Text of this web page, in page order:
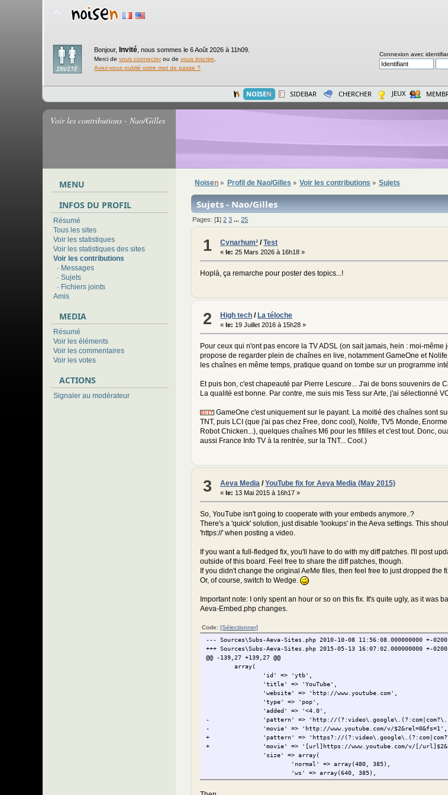
Bonjour, Invité nous sommes le 6 Août 2026 à 11h09.
Merci de vous connecterou de vous inscrire
Avez-vous oublié votre mot de passe ?
Connexion avec
NOISEN SIDEBAR CHERCHER JEUX
Voir les contributions - Nao/Gilles
MENU
INFOS DU PROFIL
Résumé
Tous les sites
Voir les statistiques
Voir les statistiques des sites
Voir les contributions
· Messages
· Sujets
· Fichiers joints
Amis
MEDIA
Résumé
Voir les éléments
Voir les commentaires
Voir les votes
ACTIONS
Signaler au modérateur
Noisen » Profil de Nao/Gilles » Voir les contributions » Sujets
Sujets - Nao/Gilles
Pages: [1]2 3 ...25
1 Cynarhum² /Test
«le: 25 Mars 2026 à 16h18 »
Hoplà, ça remarche pour poster des topics...!
2 High tech / La téloche
«le: 19 Juillet 2016 à 15h28 »
Pour ceux qui n'ont pas encore la TV ADSL (on sait jamais, hein : moi-
propose de regarder plein de chaînes en live, notamment GameOne et
les chaînes en même temps, pratique quand on tombe sur un programme
Et puis bon, c'est chapeauté par Pierre Lescure... J'ai de bons souvenirs de
La qualité est bonne. Par contre, me suis mis Tess sur Arte, j'ai sélectionné
GameOne c'est uniquement sur le payant. La moitié des chaînes sont
TNT, puis LCI (que j'ai pas chez Free, donc cool), Nolife, TV5 Monde,
Robot Chicken...), quelques chaînes M6 pour les fifilles et c'est tout. Donc,
aussi France Info TV à la rentrée, sur la TNT... Cool.)
3 Aeva Media /YouTube fix for Aeva Media (May 2015)
«le: 13 Mai 2015 à 16h17 »
So, YouTube isn't going to cooperate with your embeds anymore..?
There's a 'quick' solution, just disable 'lookups' in the Aeva settings. This
'https://' when posting a video.
If you want a full-fledged fix, you'll have to do with my diff patches. I'll post
outside of this board. Feel free to share the diff patches, though.
If you didn't change the original AeMe files, then feel free to just dropped the
Or, of course, switch to Wedge.
Important note: I only spent an hour or so on this fix. It's quite ugly, as it was
Aeva-Embed.php changes.
Code: [Sélectionner]
--- Sources\Subs-Aeva-Sites.php 2010-10-08 11:56:08.000000000 +-0200
+++ Sources\Subs-Aeva-Sites.php 2015-05-13 16:07:02.000000000 +-0200
@@ -139,27 +139,27 @@
array(
'id' => 'ytb',
'title' => 'YouTube',
'website' => 'http://www.youtube.com',
'type' => 'pop',
'added' => '<4.0',
-
'pattern' => 'http://
-
'movie' => 'http://www.youtube.com/v/$2&rel=0&fs=1',
+
'pattern' => 'https?://
+
'movie' => '[url]https://www.youtube.com/v/[/
'size' => array(
'normal' => array(480, 385),
'ws' => array(640, 385),
),